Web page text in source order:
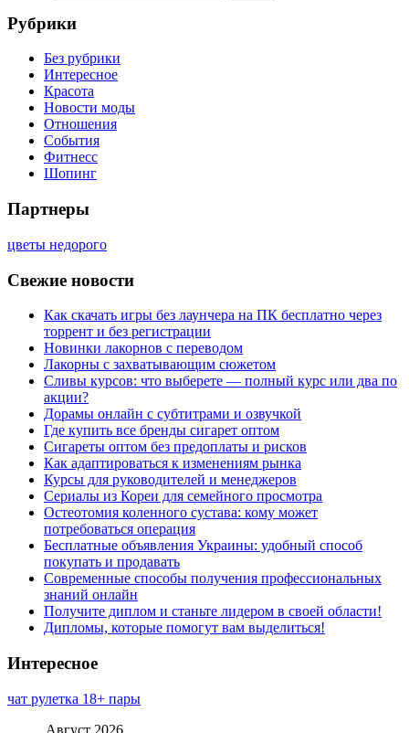
Рубрики
Без рубрики
Интересное
Красота
Новости моды
Отношения
События
Фитнесс
Шопинг
Партнеры
цветы недорого
Свежие новости
Как скачать игры без лаунчера на ПК бесплатно через
торрент и без регистрации
Новинки лакорнов с переводом
Лакорны с захватывающим сюжетом
Сливы курсов: что выберете — полный курс или два по
акции?
Дорамы онлайн с субтитрами и озвучкой
Где купить все бренды сигарет оптом
Сигареты оптом без предоплаты и рисков
Как адаптироваться к изменениям рынка
Курсы для руководителей и менеджеров
Сериалы из Кореи для семейного просмотра
Остеотомия коленного сустава: кому может
потребоваться операция
Бесплатные объявления Украины: удобный способ
покупать и продавать
Современные способы получения профессиональных
знаний онлайн
Получите диплом и станьте лидером в своей области!
Дипломы, которые помогут вам выделиться!
Интересное
чат рулетка 18+ пары
Август 2026